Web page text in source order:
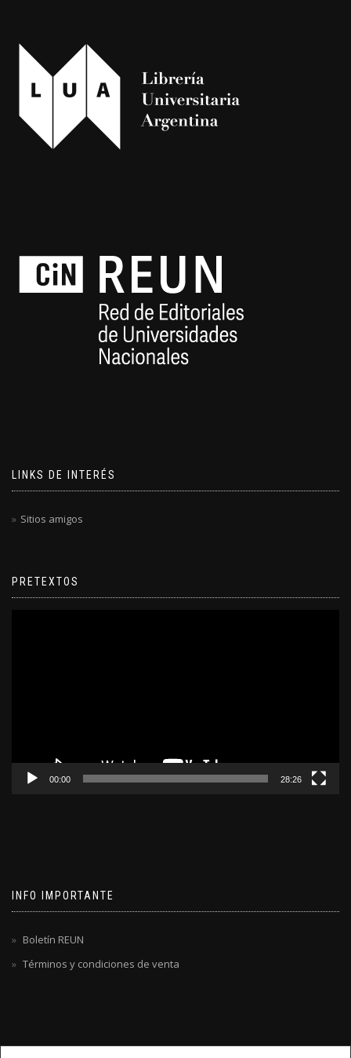
LINKS DE INTERÉS
Sitios amigos
PRETEXTOS
00:00 28:26
INFO IMPORTANTE
Boletín REUN
Términos y condiciones de venta